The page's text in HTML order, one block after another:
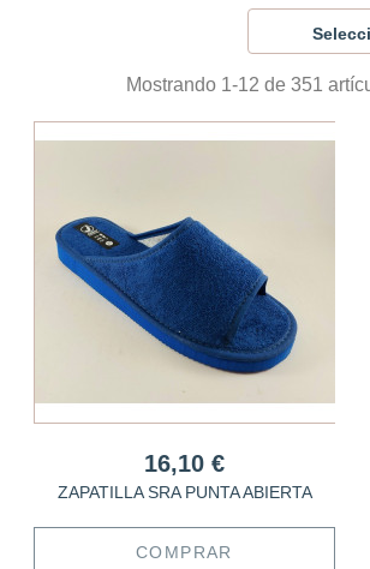
Mostrando 1-12 de 351
16,10 €
ZAPATILLA SRA PUNTA ABIERTA
COMPRAR